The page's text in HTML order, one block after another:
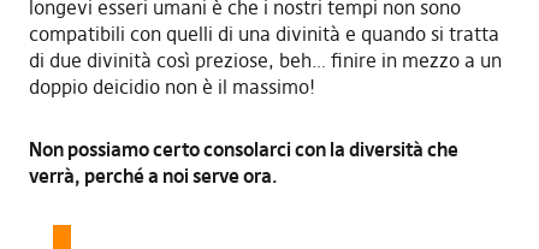
longevi esseri umani è che i nostri tempi non sono
compatibili con quelli di una divinità e quando si tratta
di due divinità così preziose, beh… finire in mezzo a un
doppio deicidio non è il massimo!
Non possiamo certo consolarci con la diversità che
verrà, perché a noi serve ora.